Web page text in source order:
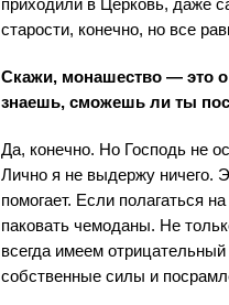
приходили в Церковь, даже
старости, конечно, но все
Скажи, монашество — это
знаешь, сможешь ли ты
Да, конечно. Но Господь не
Лично я не выдержу ничего.
помогает. Если полагаться
паковать чемоданы. Не
всегда имеем
собственные силы и